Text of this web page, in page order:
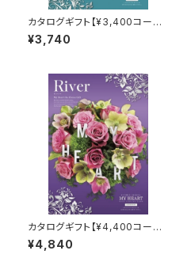
カタログギフト【¥3,400コース】
レイク
¥3,740
カタログギフト【¥4,400コース】
リバー
¥4,840